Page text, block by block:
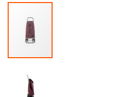
Saltar
galería
imágenes